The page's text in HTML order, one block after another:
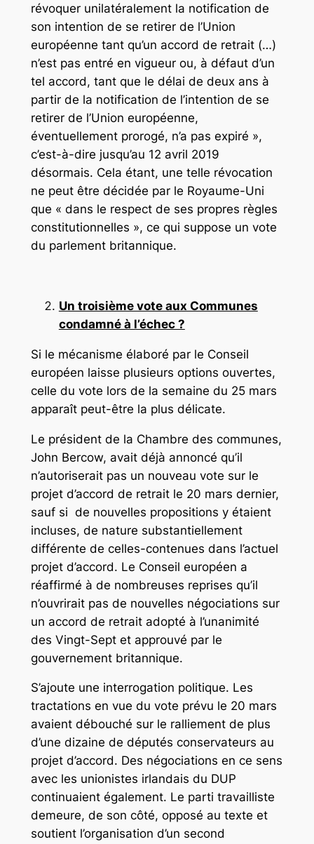
révoquer unilatéralement la notification de
son intention de se retirer de l’Union
européenne tant qu’un accord de retrait (…)
n’est pas entré en vigueur ou, à défaut d’un
tel accord, tant que le délai de deux ans à
partir de la notification de l’intention de se
retirer de l’Union européenne,
éventuellement prorogé, n’a pas expiré »,
c’est-à-dire jusqu’au 12 avril 2019
désormais. Cela étant, une telle révocation
ne peut être décidée par le Royaume-Uni
que « dans le respect de ses propres règles
constitutionnelles », ce qui suppose un vote
du parlement britannique.
Un troisième vote aux Communes
condamné à l’échec ?
Si le mécanisme élaboré par le Conseil
européen laisse plusieurs options ouvertes,
celle du vote lors de la semaine du 25 mars
apparaît peut-être la plus délicate.
Le président de la Chambre des communes,
John Bercow, avait déjà annoncé qu’il
n’autoriserait pas un nouveau vote sur le
projet d’accord de retrait le 20 mars dernier,
sauf si de nouvelles propositions y étaient
incluses, de nature substantiellement
différente de celles-contenues dans l’actuel
projet d’accord. Le Conseil européen a
réaffirmé à de nombreuses reprises qu’il
n’ouvrirait pas de nouvelles négociations sur
un accord de retrait adopté à l’unanimité
des Vingt-Sept et approuvé par le
gouvernement britannique.
S’ajoute une interrogation politique. Les
tractations en vue du vote prévu le 20 mars
avaient débouché sur le ralliement de plus
d’une dizaine de députés conservateurs au
projet d’accord. Des négociations en ce sens
avec les unionistes irlandais du DUP
continuaient également. Le parti travailliste
demeure, de son côté, opposé au texte et
soutient l’organisation d’un second